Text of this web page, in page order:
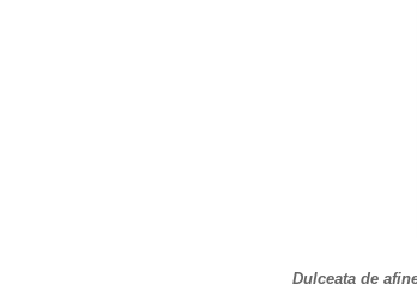
Dulceata de